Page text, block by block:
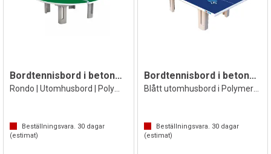
Bordtennisbord i betong | Runt 240 cm
Rondo | Utomhusbord | Polymerbetong Grön
Beställningsvara. 30 dagar
(estimat)
Bordtennisbord i betong | Profi Skola
Blått utomhusbord i Polymerbetong
Beställningsvara. 30dagar
(estimat)